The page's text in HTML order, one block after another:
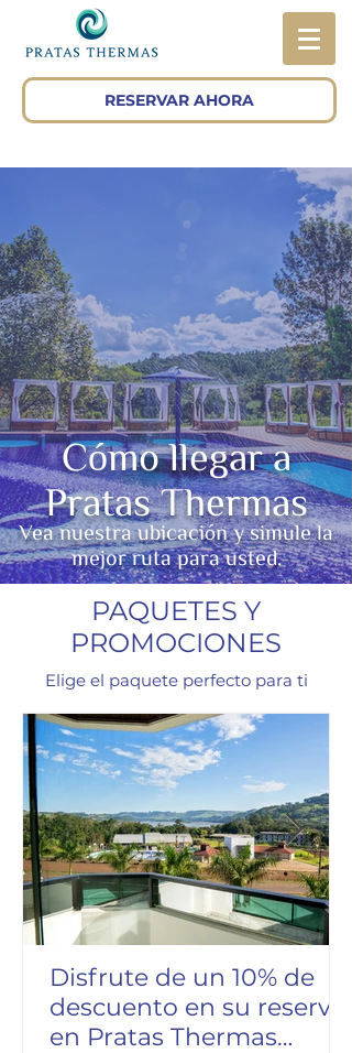
RESERVAR AHORA
Cómo llegar a
Pratas Thermas
Vea nuestra ubicación y simule la
mejor ruta para usted.
PAQUETES Y
PROMOCIONES
Elige el paquete perfecto para ti
Disfrute de un 10% de
descuento en su reserva
en Pratas Thermas